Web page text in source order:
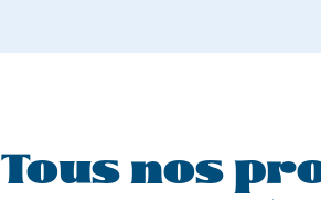
Tous nos